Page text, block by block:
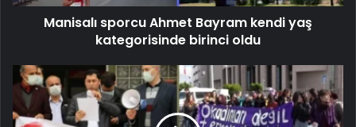
Manisalı sporcu Ahmet Bayram kendi yaş
kategorisinde birinci oldu